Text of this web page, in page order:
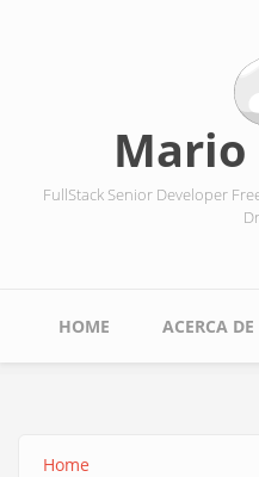
FullStack Senior Developer
Main
HOME ACERCA
Home